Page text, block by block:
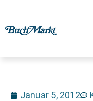
Januar 5, 2012